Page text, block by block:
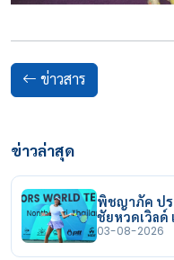
ข่าวสาร
ข่าวล่าสุด
พิชญาภัค ปร
ชัยหวดเวิลด์
03-08-2026